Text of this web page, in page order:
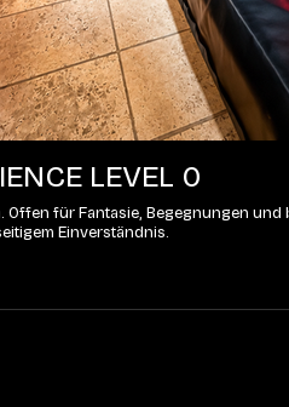
LEVEL 0
Offen für Fantasie, Begegnungen
Einverständnis.